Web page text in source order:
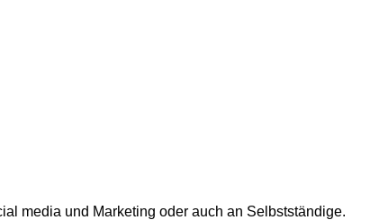
media und Marketing oder auch an Selbstständige.